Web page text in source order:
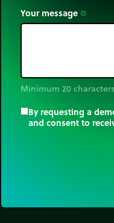
Your message trip_origin
Minimum 20 characters
By requesting a
and consent to